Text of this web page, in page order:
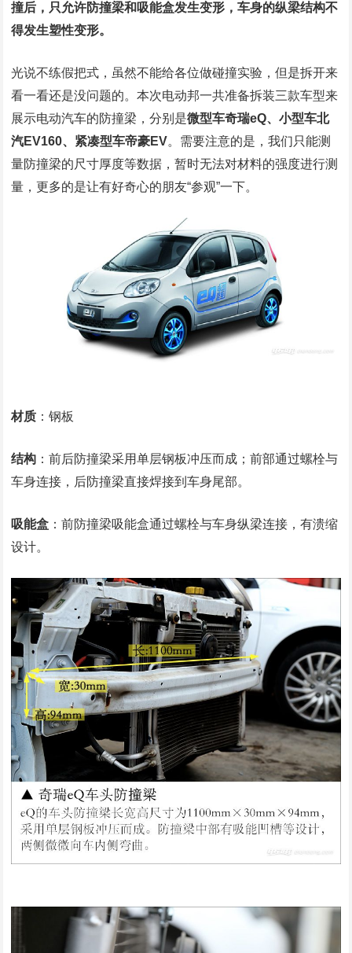
撞后，只允许防撞梁和吸能盒发生变形，车身的纵梁结构不
得发生塑性变形。
光说不练假把式，虽然不能给各位做碰撞实验，但是拆开来
看一看还是没问题的。本次电动邦一共准备拆装三款车型来
展示电动汽车的防撞梁，分别是微型车奇瑞eQ、小型车北
汽EV160、紧凑型车帝豪EV。需要注意的是，我们只能测
量防撞梁的尺寸厚度等数据，暂时无法对材料的强度进行测
量，更多的是让有好奇心的朋友“参观”一下。
材质 ：钢板
结构 ：前后防撞梁采用单层钢板冲压而成；前部通过螺栓与
车身连接，后防撞梁直接焊接到车身尾部。
吸能盒 ：前防撞梁吸能盒通过螺栓与车身纵梁连接，有溃缩
设计。